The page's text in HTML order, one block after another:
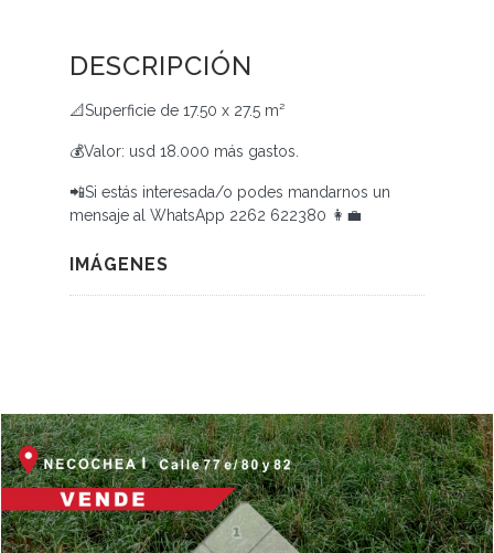
DESCRIPCIÓN
📐Superficie de 17.50 x 27.5 m²
💰Valor: usd 18.000 más gastos.
📲Si estás interesada/o podes mandarnos un
mensaje al WhatsApp 2262 622380 👩‍💼
IMÁGENES